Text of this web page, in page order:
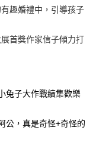
使用無須另外申請。
動跳轉到大哥付的交易
止日，確認付款後即完
確認頁面所載為準。
你分期系統評分，恕無
月結算日後寄送繳費提
灣大直營門市／銀行轉
方式。 讓您購物簡單
至「AFTEE先享後付」
帳。
499即享免運。
趣婚禮中，引導孩子
首獎作家信子傾力打
兔子大作戰續集歡樂
公，真是奇怪+奇怪的